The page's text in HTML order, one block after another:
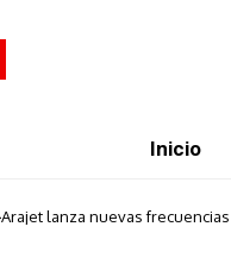
Inicio
Arajet lanza nuevas